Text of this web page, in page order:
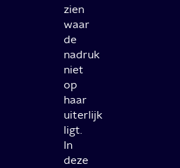
zien
waar
de
nadruk
niet
op
haar
uiterlijk
ligt.
In
deze